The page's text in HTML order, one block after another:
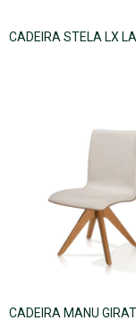
CADEIRA STELA LX
CADEIRA MANU